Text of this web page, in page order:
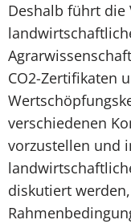
Deshalb führt die
CO2-Zertifikaten
verschiedenen
vorzustellen und
diskutiert